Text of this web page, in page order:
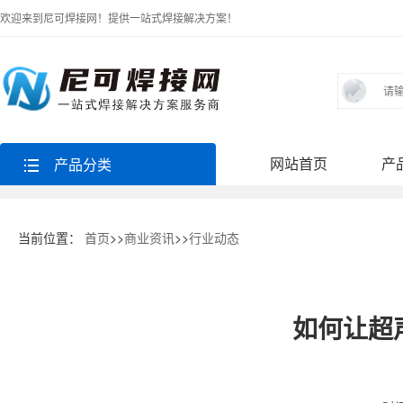
欢迎来到尼可焊接网！提供一站式焊接解决方案！
产品分类 网站首页 产
当前位置： 首页>>商业资讯>>行业动态
如何让超